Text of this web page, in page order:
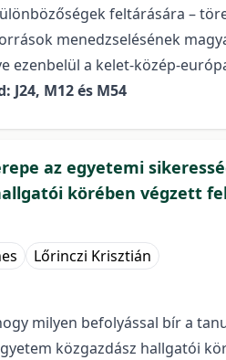
feltárására –
menedzselésének
ezenbelül a kelet-közép-
J24, M12 és M54
az egyetemi
körében végzett
Lőrinczi Krisztián
milyen befolyással bír a
közgazdász hallgatói